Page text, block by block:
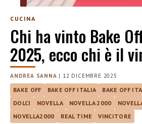
CUCINA
Chi ha vinto Bake
2025, ecco chi è il
ANDREA SANNA | 12 DICEMBRE 2025
BAKE OFF BAKE OFF ITALIA BAKE OFF
DOLCI
NOVELLA NOVELLA 2000
NOVELLA2000
REAL TIME VINCITORE